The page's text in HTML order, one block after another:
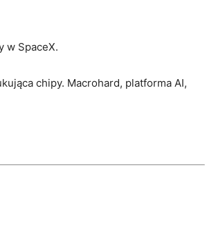
w SpaceX.
chipy. Macrohard, platforma AI,